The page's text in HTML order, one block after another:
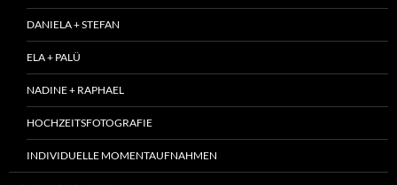
DANIELA + STEFAN
ELA + PALÜ
NADINE + RAPHAEL
HOCHZEITSFOTOGRAFIE
INDIVIDUELLE MOMENTAUFNAHMEN